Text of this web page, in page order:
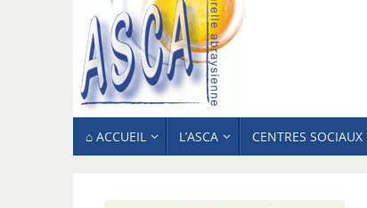
AU⌂ ACCUEIL L’ASCA CENTRES SOCIAUX